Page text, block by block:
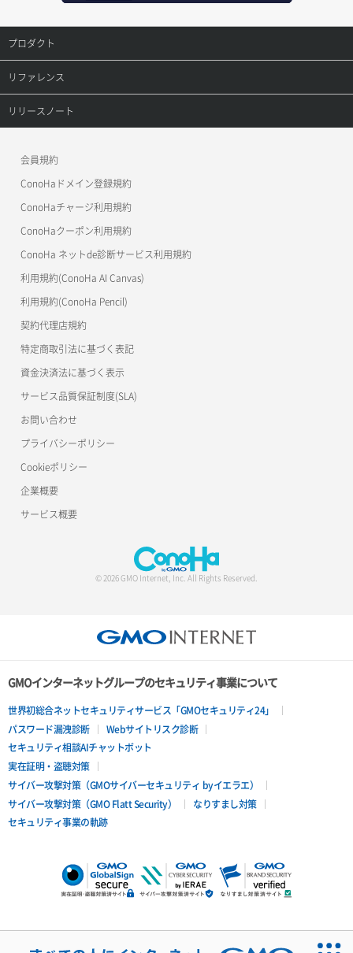
サーバープラン一覧取得
サーバープラン変更
サーバープラン詳細一覧取得
サーバープラン詳細取得
サーバーメタデータ取得
サーバーメタデータ更新（ネームタグ変更）
サーバー一覧取得
サーバー作成
サーバー再構築（OS再インストール）
サーバー利用状況グラフ（ディスクIO）
サーバー削除
ポートデタッチ
ボリュームアタッチ
ボリュームデタッチ
ネットワーク一覧取得
ネットワーク作成（ローカルネットワーク用）
ネットワーク削除（ローカルネットワーク用）
ネットワーク詳細取得
ポート一覧取得
ポート作成（ローカルネットワーク用）
ポート作成（追加IP用）
ポート削除
ポート詳細取得
メンバー更新
メンバー詳細取得
メンバー追加
リスナー作成
リスナー削除
リスナー更新
リスナー詳細取得
ロードバランサー一覧取得
ロードバランサー削除
ロードバランサー更新
ロードバランサー詳細取得
ロードバランサー追加
オブジェクト複製
オブジェクト詳細取得
コンテナ一覧取得
コンテナ作成
コンテナ削除
ラージオブジェクトアップロード(DLO)
一時的Web公開
レコード更新
レコード詳細取得
プロダクト
プロダクトトップ
ConoHa VPS(Ver.3.0)
ConoHa for GAME
リファレンス
リファレンストップ
OpenStack CLI
Terraform
s3cmd
公開API(ConoHa VPS Ver.2.0)
リリースノート
会員規約
ConoHaドメイン登録規約
ConoHaチャージ利用規約
ConoHaクーポン利用規約
ConoHa ネットde診断サービス利用規約
利用規約(ConoHa AI Canvas)
利用規約(ConoHa Pencil)
契約代理店規約
特定商取引法に基づく表記
資金決済法に基づく表示
サービス品質保証制度(SLA)
お問い合わせ
プライバシーポリシー
Cookieポリシー
企業概要
サービス概要
© 2026 GMO Internet, Inc. All Rights Reserved.
GMOインターネットグループのセキュリティ事業について
世界初総合ネットセキュリティサービス「GMOセキュリティ24」
パスワード漏洩診断
Webサイトリスク診断
セキュリティ相談AIチャットボット
実在証明・盗聴対策
サイバー攻撃対策（GMOサイバーセキュリティ byイエラエ）
サイバー攻撃対策（GMO Flatt Security）
なりすまし対策
セキュリティ事業の軌跡